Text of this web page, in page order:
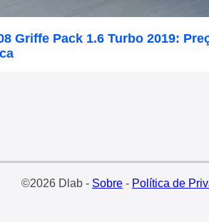
Griffe Pack 1.6 Turbo 2019:
©2026 Dlab - Sobre- Política de